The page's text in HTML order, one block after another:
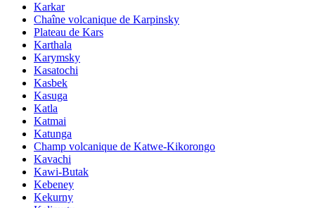
Karkar
Chaîne volcanique de Karpinsky
Plateau de Kars
Karthala
Karymsky
Kasatochi
Kasbek
Kasuga
Katla
Katmai
Katunga
Champ volcanique de Katwe-Kikorongo
Kavachi
Kawi-Butak
Kebeney
Kekurny